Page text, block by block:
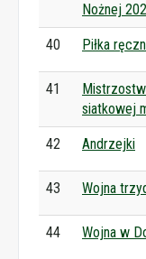
Nożnej
40 Piłka
41
siatkowej
42 Andrzejki
43 Wojna
44 Wojna w